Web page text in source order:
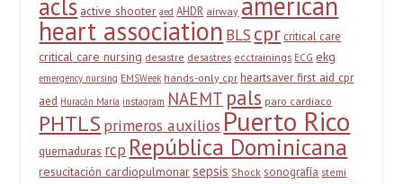
acls active shooter aed AHDR airway
heart association BLS cpr critical care
critical care nursing desastre desastres ecctrainings ECG ekg
emergency nursing EMSWeek hands-only cpr heartsaver first aid cpr
aed Huracán María instagram NAEMT pals paro cardiaco
PHTLS primeros auxilios Puerto Rico
quemaduras rcp República Dominicana
resucitación cardiopulmonarsepsis Shock sonografía stemi